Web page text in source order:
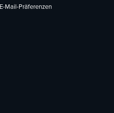
E-Mail-Präferenzen